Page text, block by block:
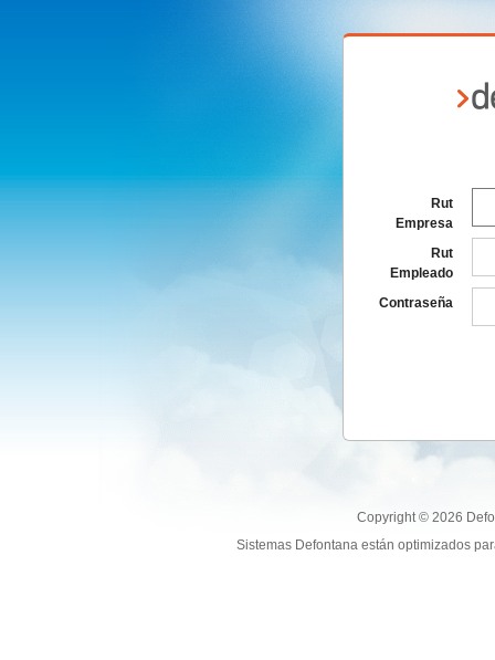
Rut
Empresa
Rut
Empleado
Contraseña
Copyright © 2026
Sistemas Defontana están optimizados